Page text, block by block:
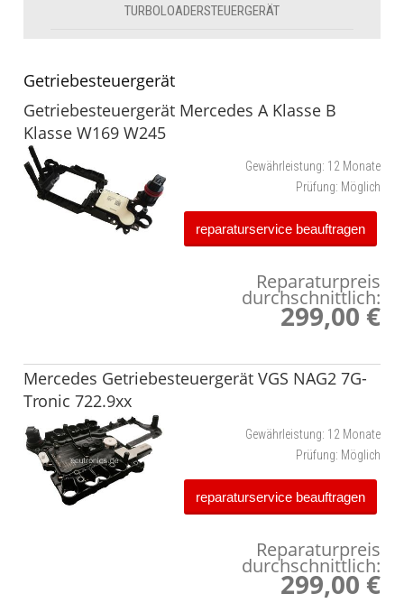
TURBOLOADERSTEUERGERÄT
Getriebesteuergerät
Getriebesteuergerät Mercedes A Klasse B
Klasse W169 W245
Gewährleistung: 12 Monate
Prüfung: Möglich
reparaturservice beauftragen
Reparaturpreis
durchschnittlich:
299,00 €
Mercedes Getriebesteuergerät VGS NAG2 7G-
Tronic 722.9xx
Gewährleistung: 12 Monate
Prüfung: Möglich
reparaturservice beauftragen
Reparaturpreis
durchschnittlich:
299,00 €